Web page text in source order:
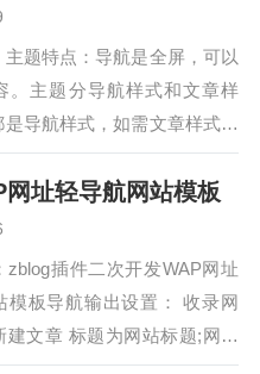
容，可以掌握初级爬虫知识
简单爬虫任务。对爬虫有比较
为以后继续深入学习爬虫，打
题特点：导航是全屏，可以
。主题分导航样式和文章样
导航样式，如需文章样式，
置，根据需要可以编辑文章，
优化。导航四个颜色模块
的重点，可以当成推荐位来
具体需求，可以设置导航的个
9个，效果是最好的。后台设
，…
址轻导航网站模板
zblog插件二次开发WAP网址
模板导航输出设置： 收录网
建文章 标题为网站标题;网站
址(网址不得带http/https);站长